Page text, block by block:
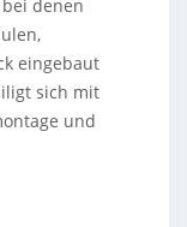
Trennung
der
denen
eingebaut
sich mit
und